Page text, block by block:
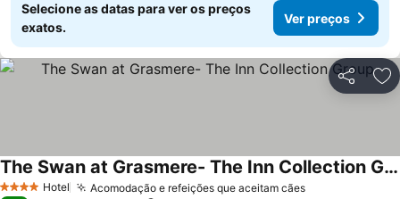
Selecione as datas para ver os preços
exatos.
Ver preços
Partilhar
4 EstrelasHotel Acomodação e refeições que aceitam cães
The Swan at Grasmere- The Inn Collection Group